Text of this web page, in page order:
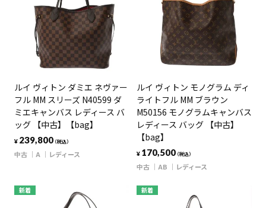
ルイ ヴィトン ダミエ ネヴァー
フル MM スリーズ N40599 ダ
ミエキャンバス レディース バ
ッグ 【中古】【bag】
¥ 239,800（税込）
中古 A レディース
ルイ ヴィトン モノグラム ディ
ライトフル MM ブラウン
M50156 モノグラムキャンバス
レディース バッグ 【中古】
【bag】
¥ 170,500（税込）
中古 AB レディース
新着 新着